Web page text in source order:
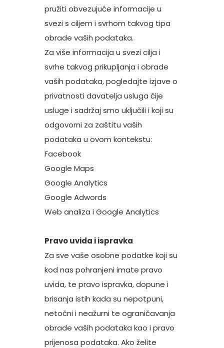
pružiti obvezujuće informacije u
svezi s ciljem i svrhom takvog tipa
obrade vaših podataka.
Za više informacija u svezi cilja i
svrhe takvog prikupljanja i obrade
vaših podataka, pogledajte izjave o
privatnosti davatelja usluga čije
usluge i sadržaj smo uključili i koji su
odgovorni za zaštitu vaših
podataka u ovom kontekstu:
Facebook
Google Maps
Google Analytics
Google Adwords
Web analiza i Google Analytics
Pravo uvida i ispravka
Za sve vaše osobne podatke koji su
kod nas pohranjeni imate pravo
uvida, te pravo ispravka, dopune i
brisanja istih kada su nepotpuni,
netočni i neažurni te ograničavanja
obrade vaših podataka kao i pravo
prijenosa podataka. Ako želite